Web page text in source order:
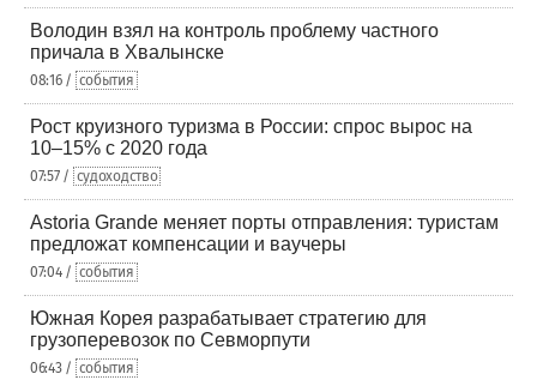
Володин взял на контроль проблему частного
причала в Хвалынске
08:16 / события
Рост круизного туризма в России: спрос вырос на
10–15% с 2020 года
07:57 / судоходство
Astoria Grande меняет порты отправления: туристам
предложат компенсации и ваучеры
07:04 / события
Южная Корея разрабатывает стратегию для
грузоперевозок по Севморпути
06:43 / события